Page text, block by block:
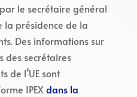
le secrétaire général
la présidence de la
Des informations sur
des secrétaires
de l’UE sont
IPEX dans la